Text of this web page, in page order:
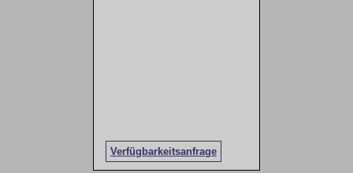
Verfügbarkeitsanfrage